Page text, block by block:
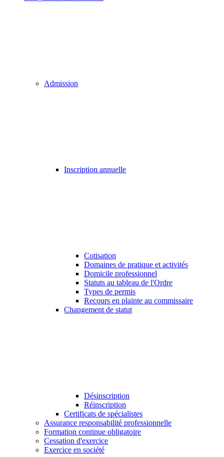
Admission
Inscription annuelle
Cotisation
Domaines de pratique et activités
Domicile professionnel
Statuts au tableau de l'Ordre
Types de permis
Recours en plainte au commissaire
Changement de statut
Désinscription
Réinscription
Certificats de spécialistes
Assurance responsabilité professionnelle
Formation continue obligatoire
Cessation d'exercice
Exercice en société